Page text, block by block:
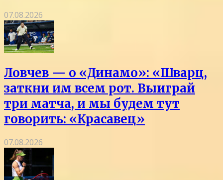
07.08.2026
Ловчев — о «Динамо»: «Шварц,
заткни им всем рот. Выиграй
три матча, и мы будем тут
говорить: «Красавец»
07.08.2026